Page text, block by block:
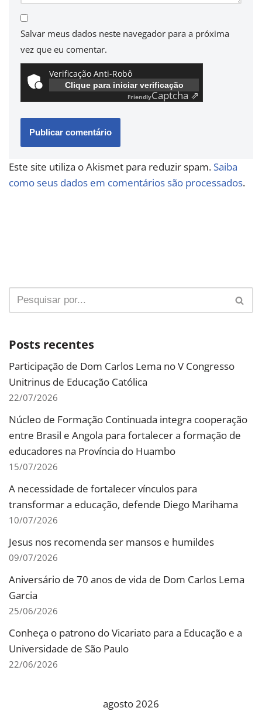
Salvar meus dados neste navegador para a próxima
vez que eu comentar.
Verificação Anti-Robô
Clique para iniciar verificação
FriendlyCaptcha ⇗
Este site utiliza o Akismet para reduzir spam. Saiba
como seus dados em comentários são processados.
Posts recentes
Participação de Dom Carlos Lema no V Congresso
Unitrinus de Educação Católica
22/07/2026
Núcleo de Formação Continuada integra cooperação
entre Brasil e Angola para fortalecer a formação de
educadores na Província do Huambo
15/07/2026
A necessidade de fortalecer vínculos para
transformar a educação, defende Diego Marihama
10/07/2026
Jesus nos recomenda ser mansos e humildes
09/07/2026
Aniversário de 70 anos de vida de Dom Carlos Lema
Garcia
25/06/2026
Conheça o patrono do Vicariato para a Educação e a
Universidade de São Paulo
22/06/2026
agosto 2026